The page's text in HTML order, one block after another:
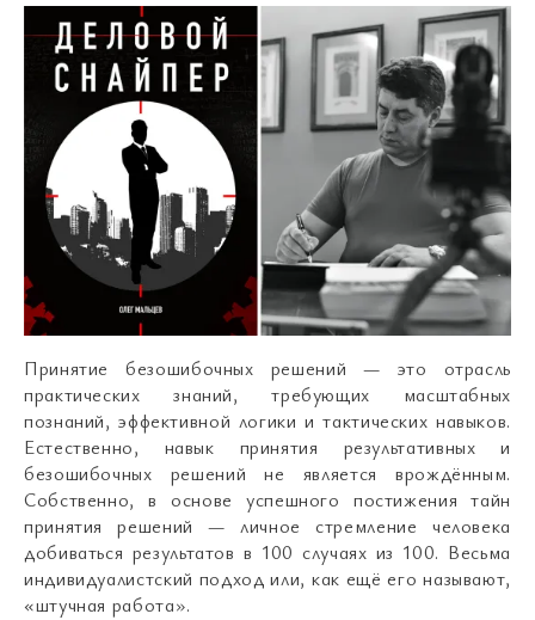
Принятие безошибочных решений — это отрасль
практических знаний, требующих масштабных
познаний, эффективной логики и тактических навыков.
Естественно, навык принятия результативных и
безошибочных решений не является врождённым.
Собственно, в основе успешного постижения тайн
принятия решений — личное стремление человека
добиваться результатов в 100 случаях из 100. Весьма
индивидуалистский подход или, как ещё его называют,
«штучная работа».